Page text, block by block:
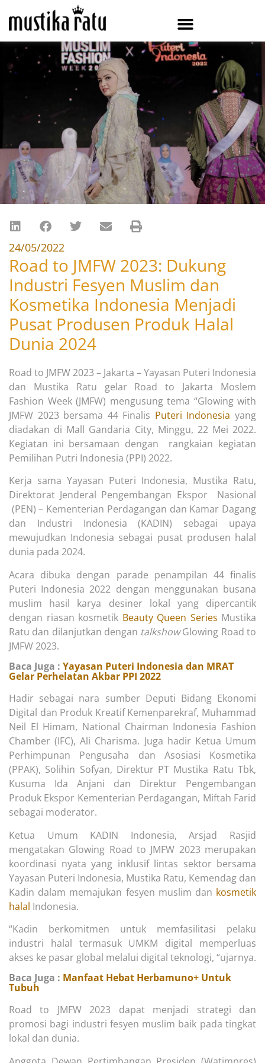
24/05/2022
Road to JMFW 2023: Dukung
Industri Fesyen Muslim dan
Kosmetika Indonesia Menjadi
Pusat Produsen Produk Halal
Dunia 2024
Road to JMFW 2023 – Jakarta – Yayasan Puteri Indonesia
dan Mustika Ratu gelar Road to Jakarta Moslem
Fashion Week (JMFW) mengusung tema “Glowing with
JMFW 2023 bersama 44 Finalis Puteri Indonesia yang
diadakan di Mall Gandaria City, Minggu, 22 Mei 2022.
Kegiatan ini bersamaan dengan rangkaian kegiatan
Pemilihan Putri Indonesia (PPI) 2022.
Kerja sama Yayasan Puteri Indonesia, Mustika Ratu,
Direktorat Jenderal Pengembangan Ekspor Nasional
(PEN) – Kementerian Perdagangan dan Kamar Dagang
dan Industri Indonesia (KADIN) sebagai upaya
mewujudkan Indonesia sebagai pusat produsen halal
dunia pada 2024.
Acara dibuka dengan parade penampilan 44 finalis
Puteri Indonesia 2022 dengan menggunakan busana
muslim hasil karya desiner lokal yang dipercantik
dengan riasan kosmetik Beauty Queen Series Mustika
Ratu dan dilanjutkan dengan talkshowGlowing Road to
JMFW 2023.
Baca Juga : Yayasan Puteri Indonesia dan MRAT
Gelar Perhelatan Akbar PPI 2022
Hadir sebagai nara sumber Deputi Bidang Ekonomi
Digital dan Produk Kreatif Kemenparekraf, Muhammad
Neil El Himam, National Chairman Indonesia Fashion
Chamber (IFC), Ali Charisma. Juga hadir Ketua Umum
Perhimpunan Pengusaha dan Asosiasi Kosmetika
(PPAK), Solihin Sofyan, Direktur PT Mustika Ratu Tbk,
Kusuma Ida Anjani dan Direktur Pengembangan
Produk Ekspor Kementerian Perdagangan, Miftah Farid
sebagai moderator.
Ketua Umum KADIN Indonesia, Arsjad Rasjid
mengatakan Glowing Road to JMFW 2023 merupakan
koordinasi nyata yang inklusif lintas sektor bersama
Yayasan Puteri Indonesia, Mustika Ratu, Kemendag dan
Kadin dalam memajukan fesyen muslim dan kosmetik
halal Indonesia.
“Kadin berkomitmen untuk memfasilitasi pelaku
industri halal termasuk UMKM digital memperluas
akses ke pasar global melalui digital teknologi, “ujarnya.
Baca Juga : Manfaat Hebat Herbamuno+ Untuk
Tubuh
Road to JMFW 2023 dapat menjadi strategi dan
promosi bagi industri fesyen muslim baik pada tingkat
lokal dan dunia.